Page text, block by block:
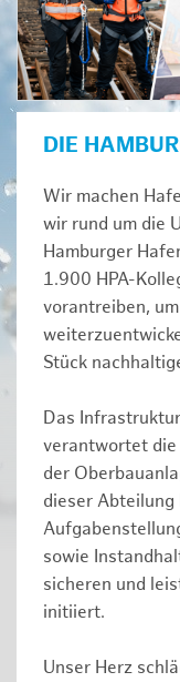
DIE
Wir machen
wir rund um die
Hamburger
1.900 HPA-
vorantreiben,
Stück
Das
verantwortet
der
dieser
sowie
sicheren und
initiiert.
Unser Herz